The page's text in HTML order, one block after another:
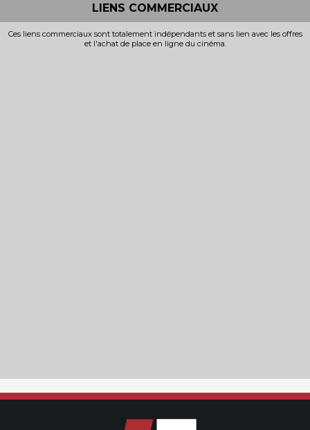
LIENS COMMERCIAUX
Ces liens commerciaux sont totalement indépendants et sans lien avec les offres
et l'achat de place en ligne du cinéma.